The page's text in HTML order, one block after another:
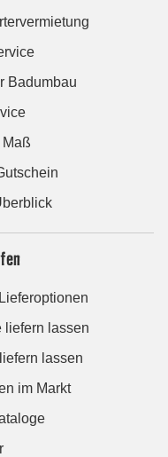
Badumbau
Maß
liefern lassen
lassen
im Markt